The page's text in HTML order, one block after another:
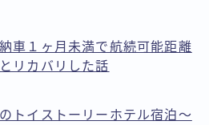
納車１ヶ月未満で航続可能距離
リカバリした話
トイストーリーホテル宿泊〜